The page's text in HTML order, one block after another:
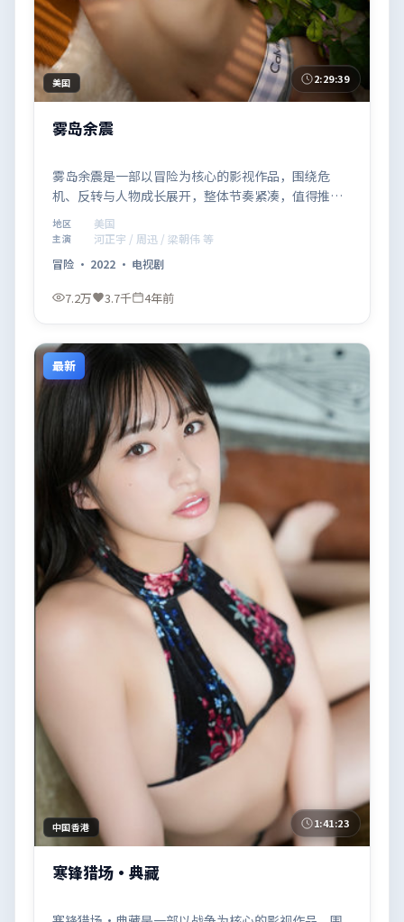
美国 2:29:39
雾岛余震
雾岛余震是一部以冒险为核心的影视作品，围绕危
机、反转与人物成长展开，整体节奏紧凑，值得推荐
观看。
地区 美国
主演
河正宇 / 周迅 / 梁朝伟 等
冒险 · 2022 · 电视剧
7.2万 3.7千 4年前
最新
中国香港 1:41:23
寒锋猎场·典藏